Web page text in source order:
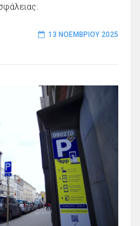
13 ΝΟΕΜΒΡΊΟΥ 2025